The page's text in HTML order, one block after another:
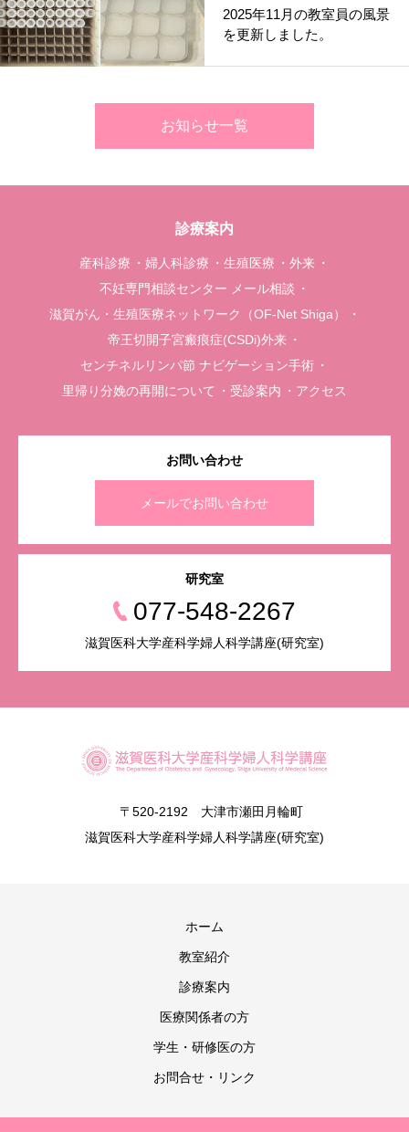
2025年11月の教室員の風景
を更新しました。
お知らせ一覧
診療案内
産科診療 婦人科診療 生殖医療
外来
不妊専門相談センター メール相談
滋賀がん・生殖医療ネットワーク（OF-Net Shiga）
帝王切開子宮瘢痕症(CSDi)外来
センチネルリンパ節 ナビゲーション手術
里帰り分娩の再開について
受診案内 アクセス
お問い合わせ
メールでお問い合わせ
研究室
077-548-2267
滋賀医科大学産科学婦人科学講座(研究室)
〒520-2192 大津市瀬田月輪町
滋賀医科大学産科学婦人科学講座(研究室)
ホーム
教室紹介
診療案内
医療関係者の方
学生・研修医の方
お問合せ・リンク